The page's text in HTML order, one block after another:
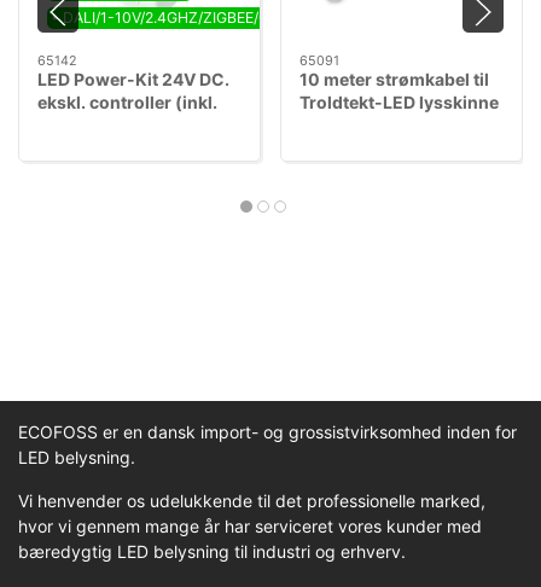
• DALI/1-10V/2.4GHZ/ZIGBEE/CASAMBI
65142
LED Power-Kit 24V DC.
ekskl. controller (inkl.
65091
10 meter strømkabel til
Troldtekt-LED lysskinne
ECOFOSS er en dansk import- og grossistvirksomhed inden for
LED belysning.
Vi henvender os udelukkende til det professionelle marked,
hvor vi gennem mange år har serviceret vores kunder med
bæredygtig LED belysning til industri og erhverv.